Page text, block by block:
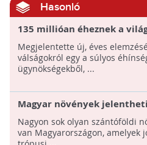
Hasonló
135 millióan éheznek a
jelentés az
Megjelentette új, éves
válságokról egy a súlyos
ügynökségekből, ...
Magyar növények
afrikai éhínségre
Nagyon sok olyan szántóföldi
van Magyarországon, amelyek